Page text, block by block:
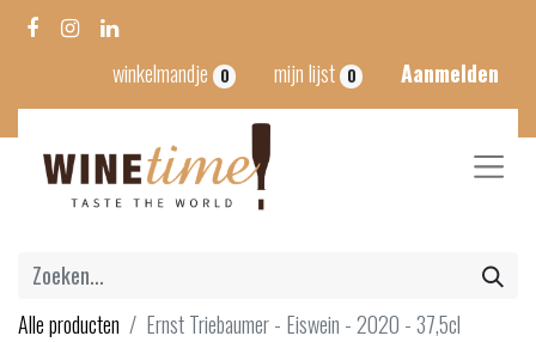
winkelmandje 0 mijn lijst 0 Aanmelden
Alle producten Ernst Triebaumer - Eiswein - 2020 - 37,5cl